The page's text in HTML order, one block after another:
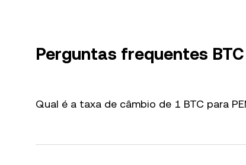
Perguntas frequentes BTC
Qual é a taxa de câmbio de 1 BTC para